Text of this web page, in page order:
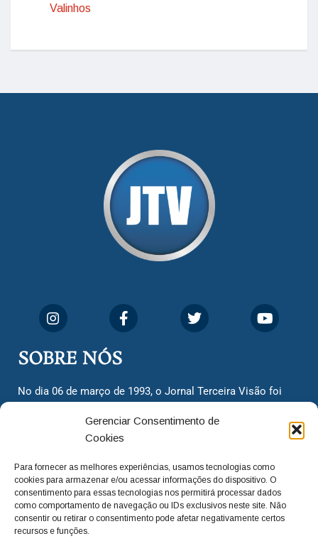
Gerenciar Consentimento de
Cookies
Para fornecer as melhores experiências, usamos tecnologias como
cookies para armazenar e/ou acessar informações do dispositivo. O
consentimento para essas tecnologias nos permitirá processar dados
como comportamento de navegação ou IDs exclusivos neste site. Não
consentir ou retirar o consentimento pode afetar negativamente certos
recursos e funções.
Valinhos
SOBRE NÓS
No dia 06 de março de 1993, o Jornal Terceira Visão foi
cidadãos valinhenses, já que naquela época só existiam
dois jornais. Há mais de 30 anos, o jornal continua
com o foco de trazer as melhores notícias. Nunca
deixamos de lado as necessidades do cidadão, sempre
questionando os órgãos públicos em busca de melhorias
para a cidade e sempre cobrando resoluções para casos